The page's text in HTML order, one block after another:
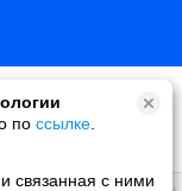
по ссылке
связанная с ними